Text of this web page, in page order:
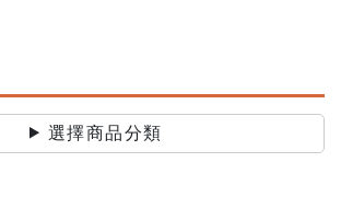
選擇商品分類